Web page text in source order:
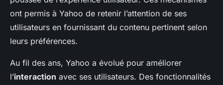
ont permis à Yahoo de retenir l’attention de ses
utilisateurs en fournissant du contenu pertinent selon
leurs préférences.
Au fil des ans, Yahoo a évolué pour améliorer
l’interaction avec ses utilisateurs. Des fonctionnalités